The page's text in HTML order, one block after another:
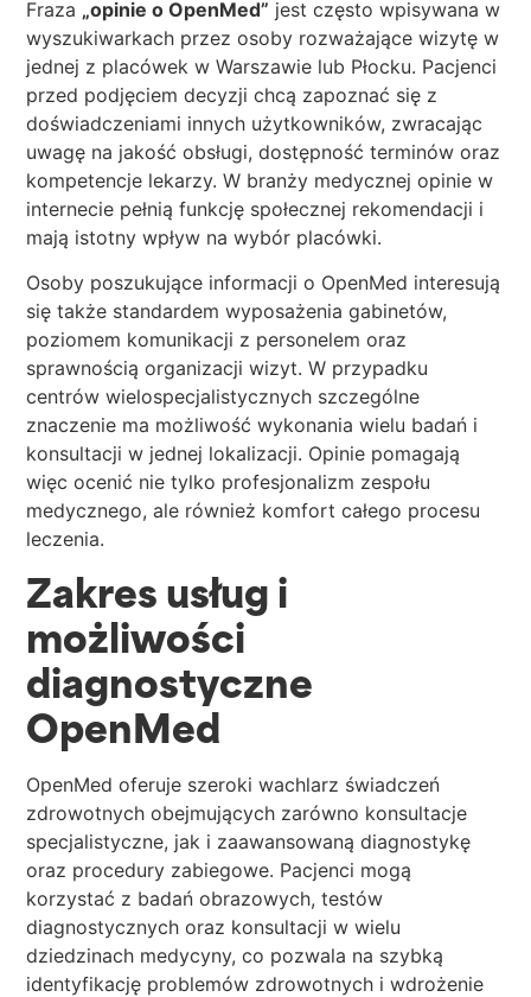
Fraza „opinie o OpenMed” jest często wpisywana w
wyszukiwarkach przez osoby rozważające wizytę w
jednej z placówek w Warszawie lub Płocku. Pacjenci
przed podjęciem decyzji chcą zapoznać się z
doświadczeniami innych użytkowników, zwracając
uwagę na jakość obsługi, dostępność terminów oraz
kompetencje lekarzy. W branży medycznej opinie w
internecie pełnią funkcję społecznej rekomendacji i
mają istotny wpływ na wybór placówki.
Osoby poszukujące informacji o OpenMed interesują
się także standardem wyposażenia gabinetów,
poziomem komunikacji z personelem oraz
sprawnością organizacji wizyt. W przypadku
centrów wielospecjalistycznych szczególne
znaczenie ma możliwość wykonania wielu badań i
konsultacji w jednej lokalizacji. Opinie pomagają
więc ocenić nie tylko profesjonalizm zespołu
medycznego, ale również komfort całego procesu
leczenia.
Zakres usług i
możliwości
diagnostyczne
OpenMed
OpenMed oferuje szeroki wachlarz świadczeń
zdrowotnych obejmujących zarówno konsultacje
specjalistyczne, jak i zaawansowaną diagnostykę
oraz procedury zabiegowe. Pacjenci mogą
korzystać z badań obrazowych, testów
diagnostycznych oraz konsultacji w wielu
dziedzinach medycyny, co pozwala na szybką
identyfikację problemów zdrowotnych i wdrożenie